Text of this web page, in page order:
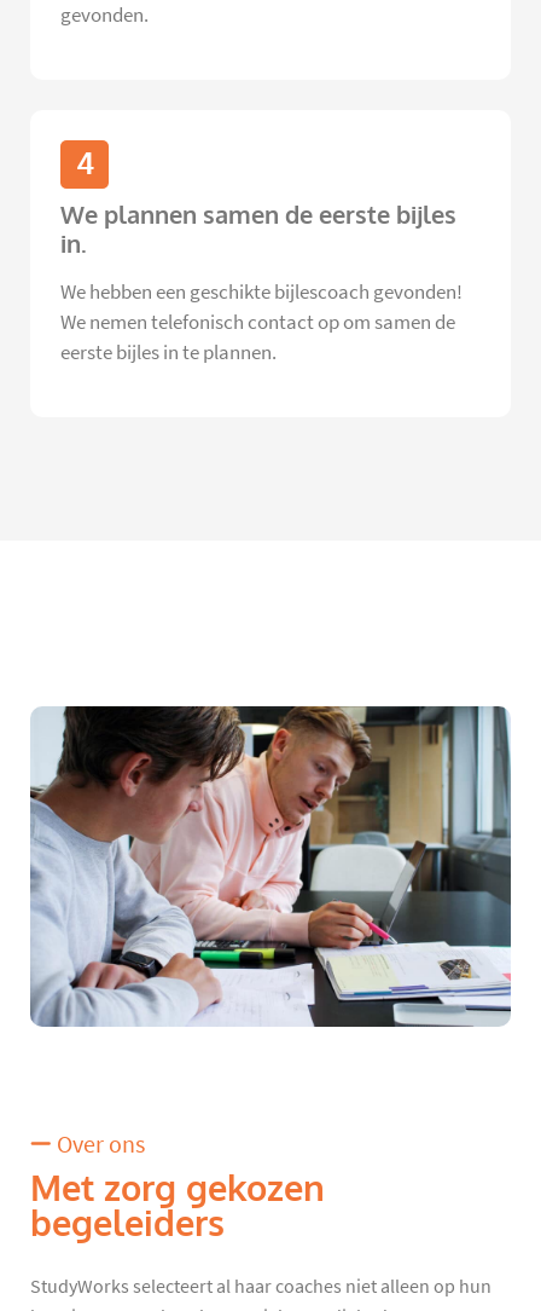
gevonden.
4
We plannen samen de eerste bijles
in.
We hebben een geschikte bijlescoach gevonden!
We nemen telefonisch contact op om samen de
eerste bijles in te plannen.
Over ons
Met zorg gekozen
begeleiders
StudyWorks selecteert al haar coaches niet alleen op hun